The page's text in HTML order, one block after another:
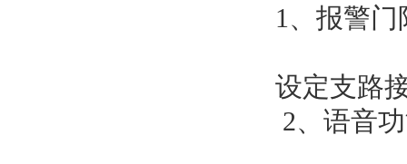
1、报警门
设定支路
2、语音